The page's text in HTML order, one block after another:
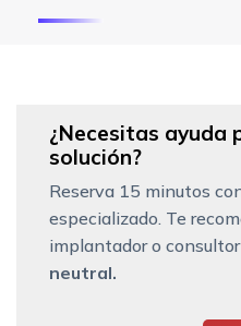
¿Necesitas ayuda
solución?
Reserva 15 minutos
especializado. Te
implantador o
neutral.